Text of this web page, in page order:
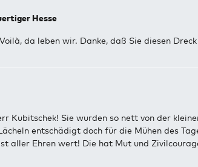
Hesse
da leben wir. Danke, daß Sie diesen
Kubitschek! Sie wurden so nett von der
entschädigt doch für die Mühen des
aller Ehren wert! Die hat Mut und